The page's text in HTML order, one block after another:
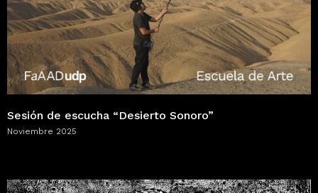
Sesión de escucha “Desierto Sonoro”
Noviembre 2025